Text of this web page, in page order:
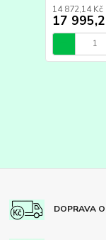
17
14 872,14 Kč
DOPRAVA